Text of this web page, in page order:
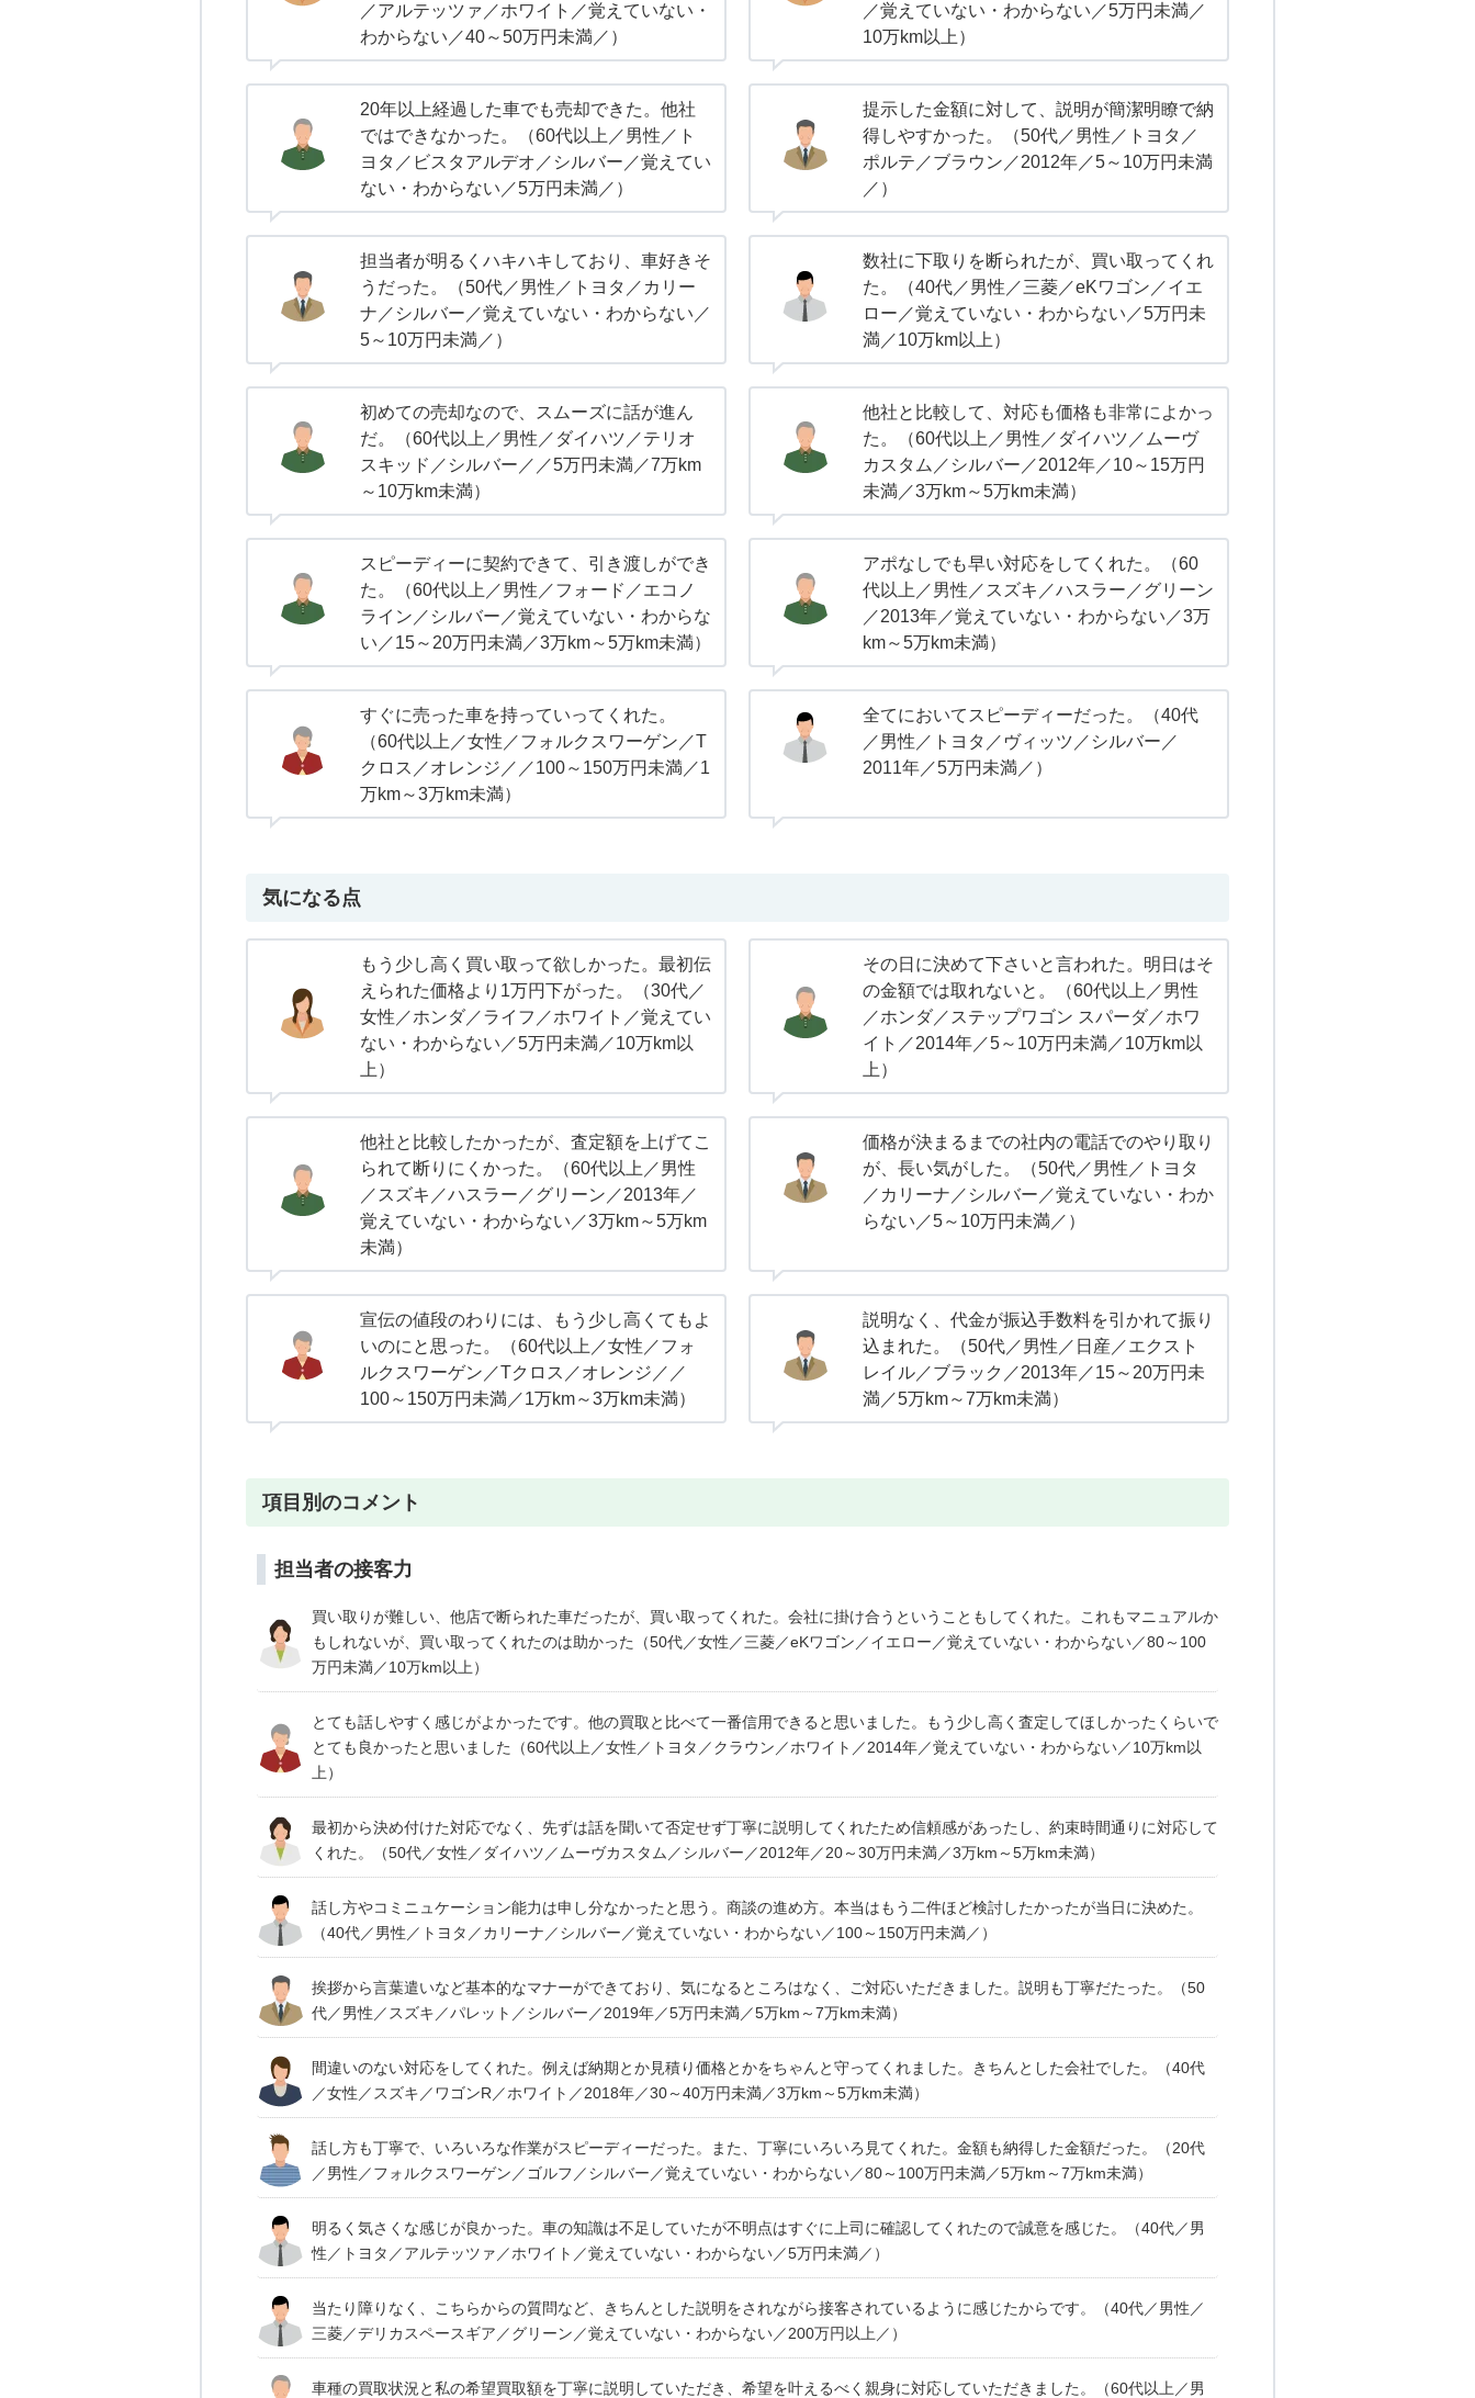
／アルテッツァ／ホワイト／覚えていない・
わからない／40～50万円未満／）
／覚えていない・わからない／5万円未満／
10万km以上）
20年以上経過した車でも売却できた。他社
ではできなかった。（60代以上／男性／ト
ヨタ／ビスタアルデオ／シルバー／覚えてい
ない・わからない／5万円未満／）
提示した金額に対して、説明が簡潔明瞭で納
得しやすかった。（50代／男性／トヨタ／
ポルテ／ブラウン／2012年／5～10万円未満
／）
担当者が明るくハキハキしており、車好きそ
うだった。（50代／男性／トヨタ／カリー
ナ／シルバー／覚えていない・わからない／
5～10万円未満／）
数社に下取りを断られたが、買い取ってくれ
た。（40代／男性／三菱／eKワゴン／イエ
ロー／覚えていない・わからない／5万円未
満／10万km以上）
初めての売却なので、スムーズに話が進ん
だ。（60代以上／男性／ダイハツ／テリオ
スキッド／シルバー／／5万円未満／7万km
～10万km未満）
他社と比較して、対応も価格も非常によかっ
た。（60代以上／男性／ダイハツ／ムーヴ
カスタム／シルバー／2012年／10～15万円
未満／3万km～5万km未満）
スピーディーに契約できて、引き渡しができ
た。（60代以上／男性／フォード／エコノ
ライン／シルバー／覚えていない・わからな
い／15～20万円未満／3万km～5万km未満）
アポなしでも早い対応をしてくれた。（60
代以上／男性／スズキ／ハスラー／グリーン
／2013年／覚えていない・わからない／3万
km～5万km未満）
すぐに売った車を持っていってくれた。
（60代以上／女性／フォルクスワーゲン／T
クロス／オレンジ／／100～150万円未満／1
万km～3万km未満）
全てにおいてスピーディーだった。（40代
／男性／トヨタ／ヴィッツ／シルバー／
2011年／5万円未満／）
気になる点
もう少し高く買い取って欲しかった。最初伝
えられた価格より1万円下がった。（30代／
女性／ホンダ／ライフ／ホワイト／覚えてい
ない・わからない／5万円未満／10万km以
上）
その日に決めて下さいと言われた。明日はそ
の金額では取れないと。（60代以上／男性
／ホンダ／ステップワゴン スパーダ／ホワ
イト／2014年／5～10万円未満／10万km以
上）
他社と比較したかったが、査定額を上げてこ
られて断りにくかった。（60代以上／男性
／スズキ／ハスラー／グリーン／2013年／
覚えていない・わからない／3万km～5万km
未満）
価格が決まるまでの社内の電話でのやり取り
が、長い気がした。（50代／男性／トヨタ
／カリーナ／シルバー／覚えていない・わか
らない／5～10万円未満／）
宣伝の値段のわりには、もう少し高くてもよ
いのにと思った。（60代以上／女性／フォ
ルクスワーゲン／Tクロス／オレンジ／／
100～150万円未満／1万km～3万km未満）
説明なく、代金が振込手数料を引かれて振り
込まれた。（50代／男性／日産／エクスト
レイル／ブラック／2013年／15～20万円未
満／5万km～7万km未満）
項目別のコメント
担当者の接客力
買い取りが難しい、他店で断られた車だったが、買い取ってくれた。会社に掛け合うということもしてくれた。これもマニュアルか
もしれないが、買い取ってくれたのは助かった（50代／女性／三菱／eKワゴン／イエロー／覚えていない・わからない／80～100
万円未満／10万km以上）
とても話しやすく感じがよかったです。他の買取と比べて一番信用できると思いました。もう少し高く査定してほしかったくらいで
とても良かったと思いました（60代以上／女性／トヨタ／クラウン／ホワイト／2014年／覚えていない・わからない／10万km以
上）
最初から決め付けた対応でなく、先ずは話を聞いて否定せず丁寧に説明してくれたため信頼感があったし、約束時間通りに対応して
くれた。（50代／女性／ダイハツ／ムーヴカスタム／シルバー／2012年／20～30万円未満／3万km～5万km未満）
話し方やコミニュケーション能力は申し分なかったと思う。商談の進め方。本当はもう二件ほど検討したかったが当日に決めた。
（40代／男性／トヨタ／カリーナ／シルバー／覚えていない・わからない／100～150万円未満／）
挨拶から言葉遣いなど基本的なマナーができており、気になるところはなく、ご対応いただきました。説明も丁寧だたった。（50
代／男性／スズキ／パレット／シルバー／2019年／5万円未満／5万km～7万km未満）
間違いのない対応をしてくれた。例えば納期とか見積り価格とかをちゃんと守ってくれました。きちんとした会社でした。（40代
／女性／スズキ／ワゴンR／ホワイト／2018年／30～40万円未満／3万km～5万km未満）
話し方も丁寧で、いろいろな作業がスピーディーだった。また、丁寧にいろいろ見てくれた。金額も納得した金額だった。（20代
／男性／フォルクスワーゲン／ゴルフ／シルバー／覚えていない・わからない／80～100万円未満／5万km～7万km未満）
明るく気さくな感じが良かった。車の知識は不足していたが不明点はすぐに上司に確認してくれたので誠意を感じた。（40代／男
性／トヨタ／アルテッツァ／ホワイト／覚えていない・わからない／5万円未満／）
当たり障りなく、こちらからの質問など、きちんとした説明をされながら接客されているように感じたからです。（40代／男性／
三菱／デリカスペースギア／グリーン／覚えていない・わからない／200万円以上／）
車種の買取状況と私の希望買取額を丁寧に説明していただき、希望を叶えるべく親身に対応していただきました。（60代以上／男